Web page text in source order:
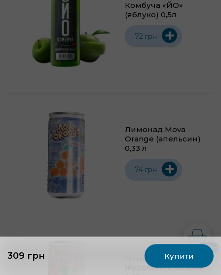
0 грн
309 грн Купити
Комбуча «ЙО»
(яблуко) 0,5л
72 грн +
Лимонад Mova
Orange (апельсин)
0,33 л
74 грн +
Лимонад Mova
Журавлина-вишня